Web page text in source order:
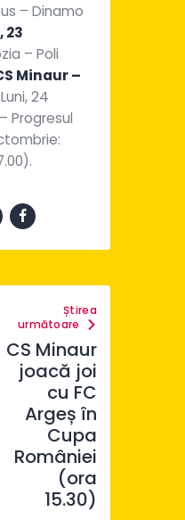
– Dinamo
23
– Poli
Minaur –
24
Progresul
Știrea
următoare
CS Minaur
joacă joi
cu FC
Argeș în
Cupa
României
(ora
15.30)